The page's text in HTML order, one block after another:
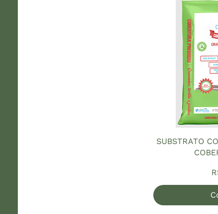
SUBSTRATO